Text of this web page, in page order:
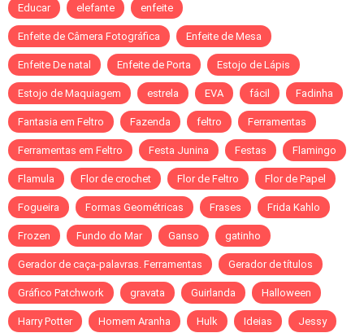
Educar elefante enfeite
Enfeite de Câmera Fotográfica Enfeite de Mesa
Enfeite De natal Enfeite de Porta Estojo de Lápis
Estojo de Maquiagem estrela EVA fácil Fadinha
Fantasia em Feltro Fazenda feltro Ferramentas
Ferramentas em Feltro Festa Junina Festas Flamingo
Flamula Flor de crochet Flor de Feltro Flor de Papel
Fogueira Formas Geométricas Frases Frida Kahlo
Frozen Fundo do Mar Ganso gatinho
Gerador de caça-palavras. Ferramentas Gerador de títulos
Gráfico Patchwork gravata Guirlanda Halloween
Harry Potter Homem Aranha Hulk Ideias Jessy